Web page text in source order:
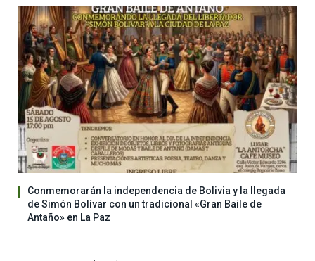
Conmemorarán la independencia de Bolivia y la llegada
de Simón Bolívar con un tradicional «Gran Baile de
Antaño» en La Paz